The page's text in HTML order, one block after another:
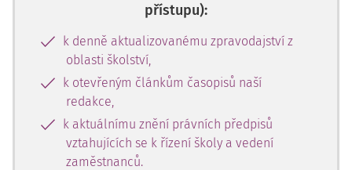
přístupu):
k denně aktualizovanému zpravodajství z
oblasti školství,
k otevřeným článkům časopisů naší
redakce,
k aktuálnímu znění právních předpisů
vztahujících se k řízení školy a vedení
zaměstnanců.